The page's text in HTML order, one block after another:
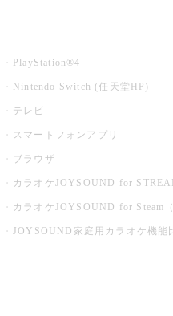
PlayStation®4
Nintendo Switch (任天堂HP)
テレビ
スマートフォンアプリ
ブラウザ
カラオケJOYSOUND for
カラオケJOYSOUND for Steam
JOYSOUND家庭用カラオケ機能